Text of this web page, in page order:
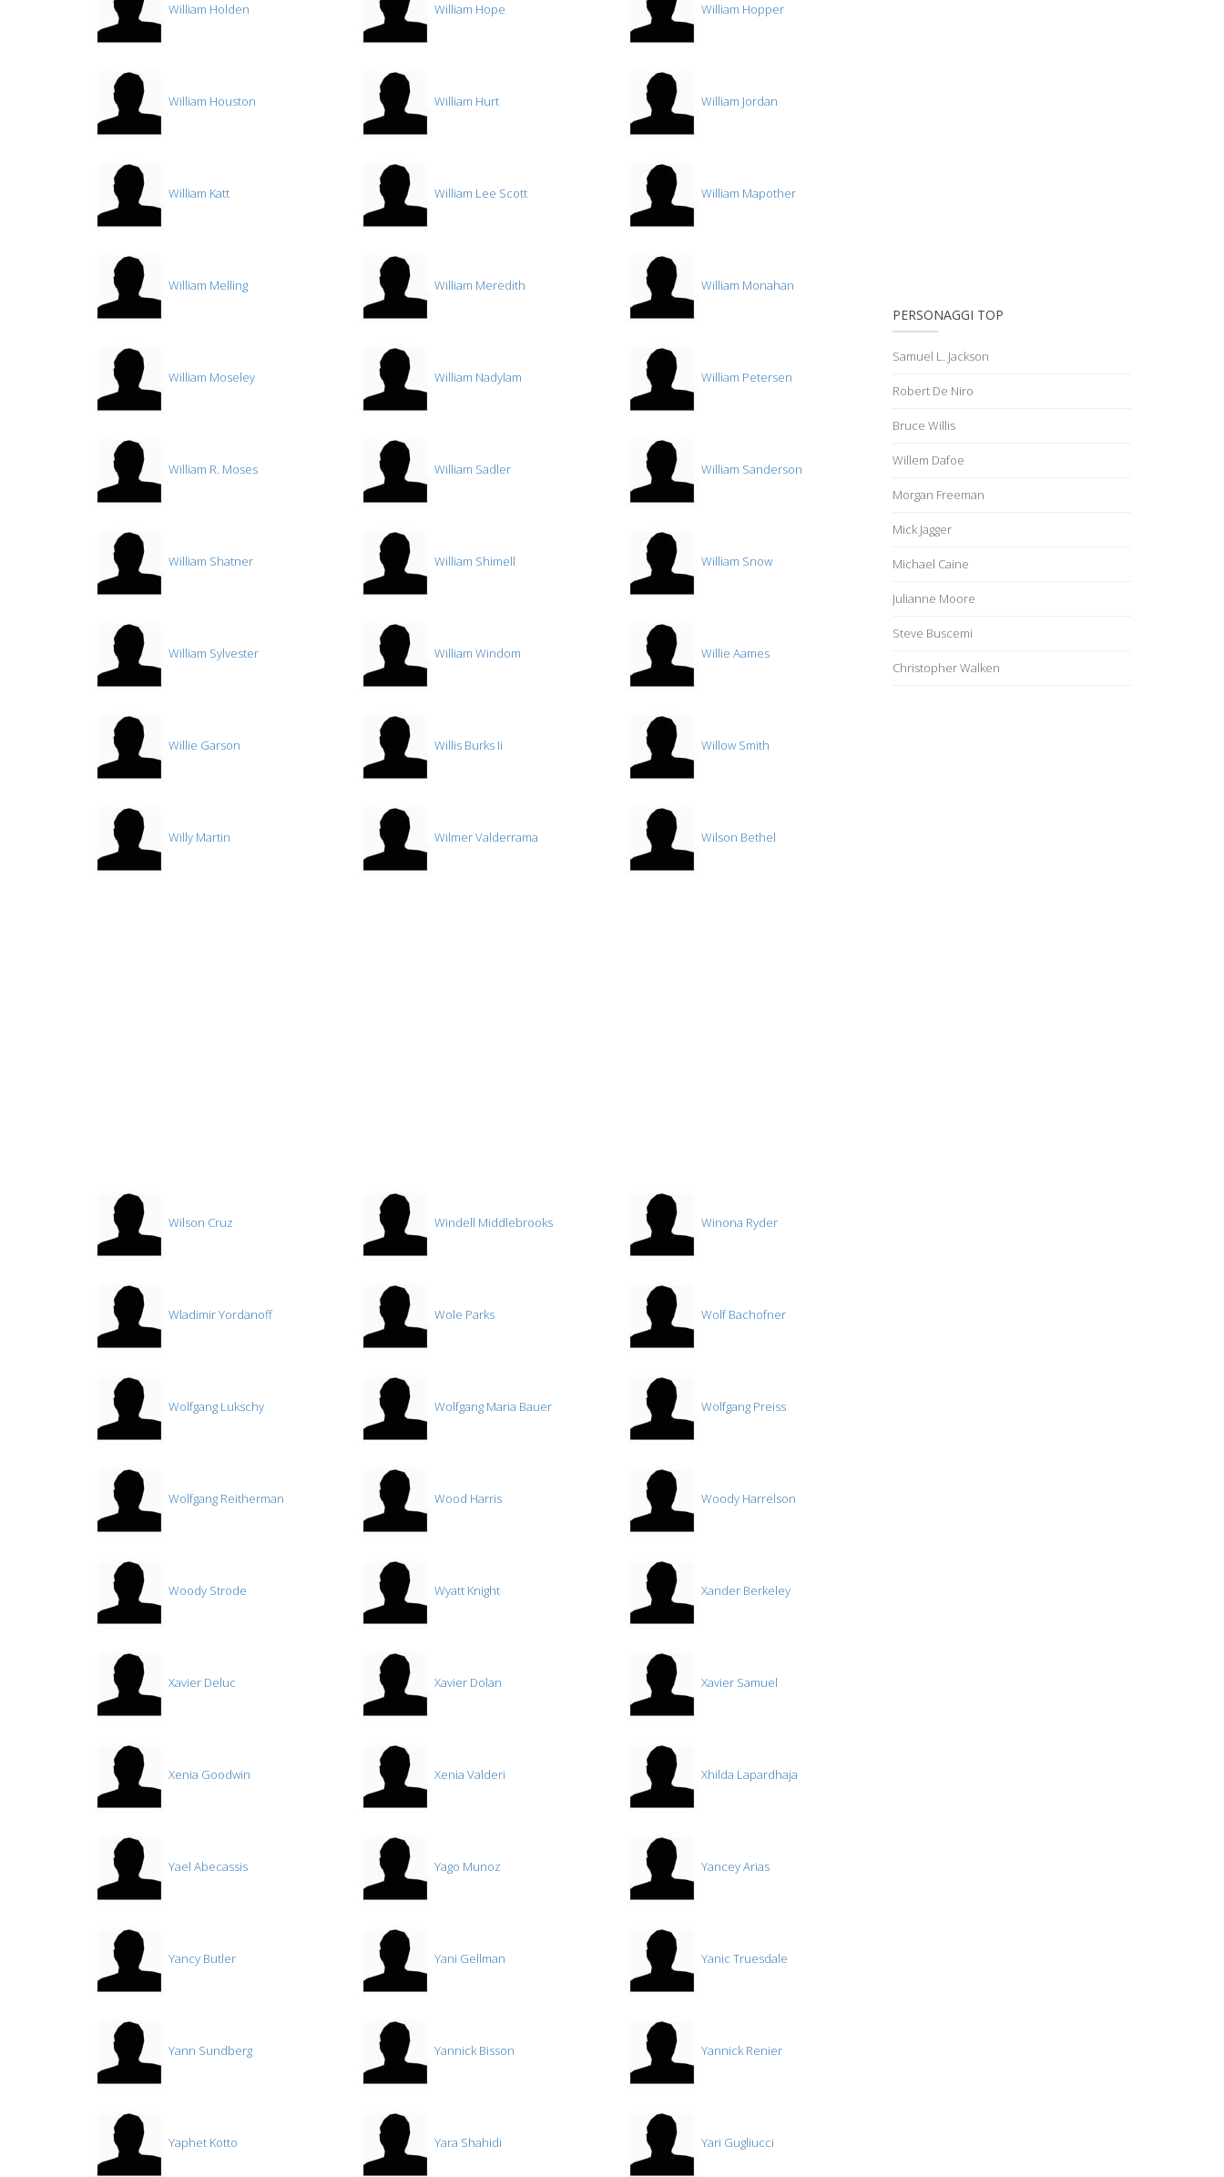
William Holden William Hope William Hopper
William Houston William Hurt William Jordan
William Katt William Lee Scott William Mapother
William Melling William Meredith William Monahan
William Moseley William Nadylam William Petersen
William R. Moses William Sadler William Sanderson
William Shatner William Shimell William Snow
William Sylvester William Windom Willie Aames
Willie Garson Willis Burks Ii Willow Smith
Willy Martin Wilmer Valderrama Wilson Bethel
Wilson Cruz Windell Middlebrooks Winona Ryder
Wladimir Yordanoff Wole Parks Wolf Bachofner
Wolfgang Lukschy Wolfgang Maria Bauer Wolfgang Preiss
Wolfgang Reitherman Wood Harris Woody Harrelson
Woody Strode Wyatt Knight Xander Berkeley
Xavier Deluc Xavier Dolan Xavier Samuel
Xenia Goodwin Xenia Valderi Xhilda Lapardhaja
Yael Abecassis Yago Munoz Yancey Arias
Yancy Butler Yani Gellman Yanic Truesdale
Yann Sundberg Yannick Bisson Yannick Renier
Yaphet Kotto Yara Shahidi Yari Gugliucci
PERSONAGGI TOP
Samuel L. Jackson
Robert De Niro
Bruce Willis
Willem Dafoe
Morgan Freeman
Mick Jagger
Michael Caine
Julianne Moore
Steve Buscemi
Christopher Walken